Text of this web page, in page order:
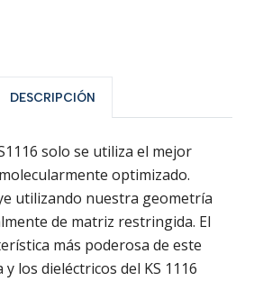
DESCRIPCIÓN
solo se utiliza el mejor
optimizado.
utilizando nuestra geometría
de matriz restringida. El
más poderosa de este
los dieléctricos del KS 1116